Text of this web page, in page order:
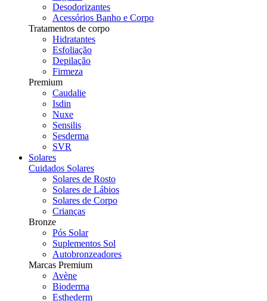
Desodorizantes
Acessórios Banho e Corpo
Tratamentos de corpo
Hidratantes
Esfoliação
Depilação
Firmeza
Premium
Caudalie
Isdin
Nuxe
Sensilis
Sesderma
SVR
Solares
Cuidados Solares
Solares de Rosto
Solares de Lábios
Solares de Corpo
Crianças
Bronze
Pós Solar
Suplementos Sol
Autobronzeadores
Marcas Premium
Avène
Bioderma
Esthederm